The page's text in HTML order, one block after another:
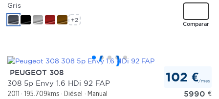
Comparar
Gris
+2
PEUGEOT 308
308 5p Envy 1.6 HDi 92 FAP
2011 195.709kms Diésel
Manual
102 €/mes
5990 €